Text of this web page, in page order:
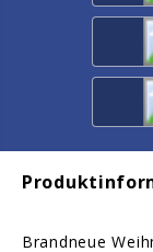
Brandneue